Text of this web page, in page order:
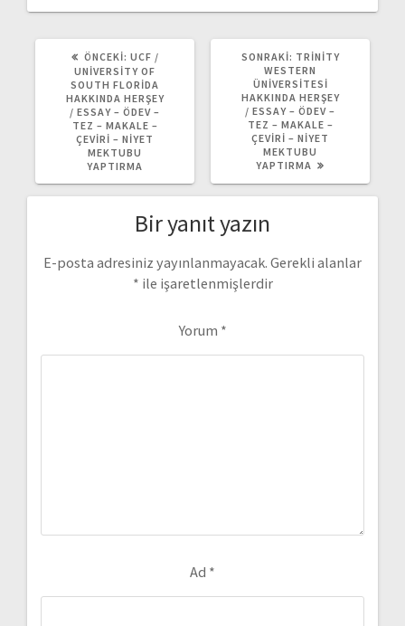
ÖNCEKI: ÖNCEKI
YAZI:
UCF /
UNIVERSITY OF
SOUTH FLORIDA
HAKKINDA HERŞEY
/ ESSAY – ÖDEV –
TEZ – MAKALE –
ÇEVIRI – NIYET
MEKTUBU
YAPTIRMA
SONRAKI: SONRAKI
YAZI:
TRINITY
WESTERN
ÜNIVERSITESI
HAKKINDA HERŞEY
/ ESSAY – ÖDEV –
TEZ – MAKALE –
ÇEVIRI – NIYET
MEKTUBU
YAPTIRMA
Bir yanıt yazın
E-posta adresiniz yayınlanmayacak. Gerekli alanlar
* ile işaretlenmişlerdir
Yorum *
Ad *